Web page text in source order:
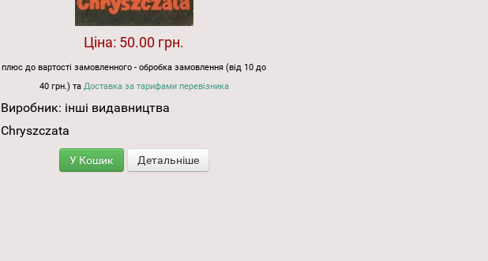
Ціна: 50.00 грн.
плюс до вартості замовленного - обробка замовлення (від 10 до
40 грн.) та Доставка за тарифами перевізника
Виробник: інші видавництва
Chryszczata
У Кошик Детальніше